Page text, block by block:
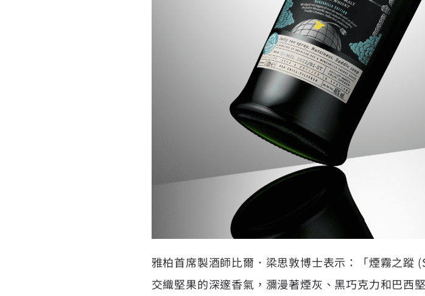
雅柏首席製酒師比爾．梁思敦博士表示：「煙霧之
交織堅果的深邃香氣，瀰漫著煙灰、黑巧克力和巴西